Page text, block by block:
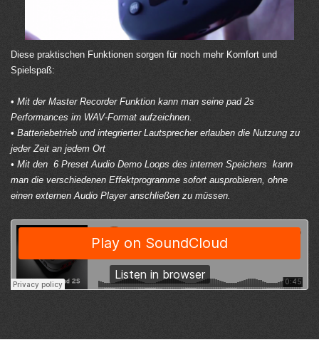
Diese praktischen Funktionen sorgen für noch mehr Komfort und
Spielspaß:
• Mit der Master Recorder Funktion kann man seine pad 2s
Performances im WAV-Format aufzeichnen.
• Batteriebetrieb und integrierter Lautsprechererlauben die Nutzung zu
jeder Zeit an jedem Ort
• Mit den 6 Preset Audio Demo Loops des internen Speichers kann
man die verschiedenen Effektprogramme sofort ausprobieren, ohne
einen externen Audio Player anschließen zu müssen.